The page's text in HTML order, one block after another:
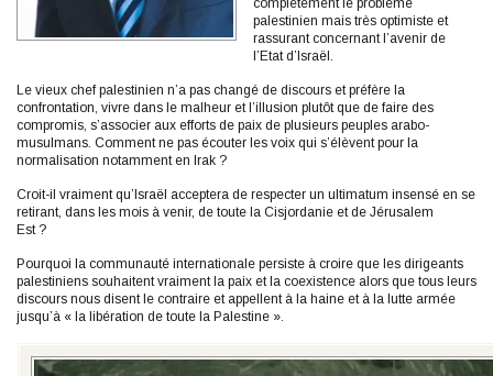
complètement le problème
palestinien mais très optimiste et
rassurant concernant l’avenir de
l’Etat d’Israël.
Le vieux chef palestinien n’a pas changé de discours et préfère la
confrontation, vivre dans le malheur et l’illusion plutôt que de faire des
compromis, s’associer aux efforts de paix de plusieurs peuples arabo-
musulmans. Comment ne pas écouter les voix qui s’élèvent pour la
normalisation notamment en Irak ?
Croit-il vraiment qu’Israël acceptera de respecter un ultimatum insensé en se
retirant, dans les mois à venir, de toute la Cisjordanie et de Jérusalem
Est ?
Pourquoi la communauté internationale persiste à croire que les dirigeants
palestiniens souhaitent vraiment la paix et la coexistence alors que tous leurs
discours nous disent le contraire et appellent à la haine et à la lutte armée
jusqu’à « la libération de toute la Palestine ».